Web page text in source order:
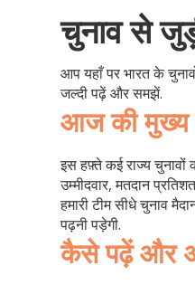
चुनाव से
आप यहाँ पर भारत के
जल्दी पढ़ें और समझें.
आज की मुख्य
इस हफ़्ते कई राज्य चुनावों
उम्मीदवार, मतदान
हमारी टीम सीधे चुनाव
पढ़नी पड़ेगी.
कैसे पढ़ें और